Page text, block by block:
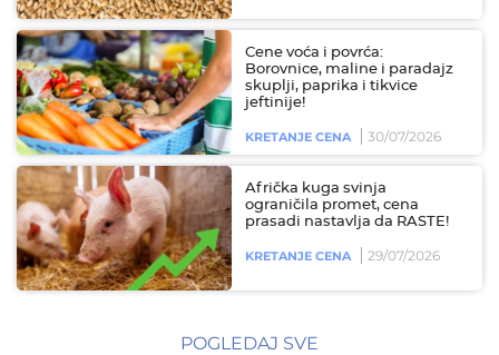
Cene voća i povrća:
Borovnice, maline i paradajz
skuplji, paprika i tikvice
jeftinije!
KRETANJE CENA 30/07/2026
Afrička kuga svinja
ograničila promet, cena
prasadi nastavlja da RASTE!
KRETANJE CENA 29/07/2026
POGLEDAJ SVE